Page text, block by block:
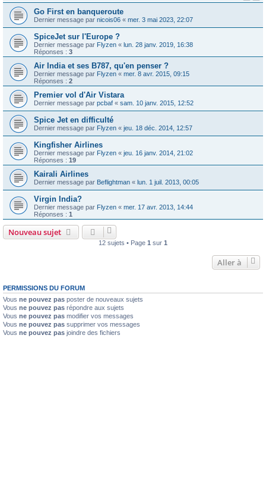
Go First en banqueroute
Dernier message par nicois06 « mer. 3 mai 2023, 22:07
SpiceJet sur l'Europe ?
Dernier message par Flyzen « lun. 28 janv. 2019, 16:38
Réponses : 3
Air India et ses B787, qu'en penser ?
Dernier message par Flyzen « mer. 8 avr. 2015, 09:15
Réponses : 2
Premier vol d'Air Vistara
Dernier message par pcbaf « sam. 10 janv. 2015, 12:52
Spice Jet en difficulté
Dernier message par Flyzen « jeu. 18 déc. 2014, 12:57
Kingfisher Airlines
Dernier message par Flyzen « jeu. 16 janv. 2014, 21:02
Réponses : 19
Kairali Airlines
Dernier message par Beflightman « lun. 1 juil. 2013, 00:05
Virgin India?
Dernier message par Flyzen « mer. 17 avr. 2013, 14:44
Réponses : 1
Nouveau sujet
12 sujets • Page 1 sur 1
Aller à
PERMISSIONS DU FORUM
Vous ne pouvez pas poster de nouveaux sujets
Vous ne pouvez pas répondre aux sujets
Vous ne pouvez pas modifier vos messages
Vous ne pouvez pas supprimer vos messages
Vous ne pouvez pas joindre des fichiers